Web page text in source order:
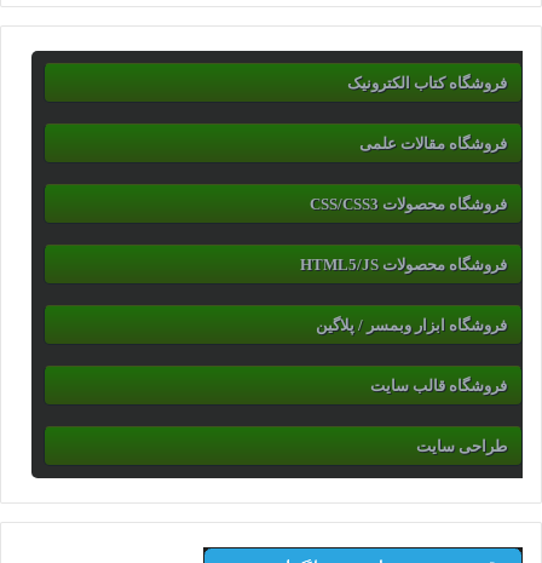
فروشگاه کتاب الکترونیک
فروشگاه مقالات علمی
فروشگاه محصولات CSS/CSS3
فروشگاه محصولات HTML5/JS
فروشگاه ابزار وبمسر / پلاگین
فروشگاه قالب سایت
طراحی سایت